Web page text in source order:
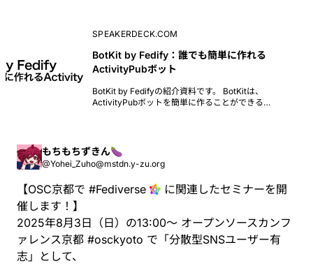
SPEAKERDECK.COM
BotKit by Fedify：誰でも簡単に作れる
ActivityPubボット
BotKit by Fedifyの紹介資料です。 BotKitは、
ActivityPubボットを簡単に作ることができる
&hellip;
もちもちずきん🍆
@Yohei_Zuho@mstdn.y-zu.org
【OSC京都で #Fediverse
に関連したセミナーを開
催します！】
2025年8月3日（日）の13:00〜 オープンソースカンフ
ァレンス京都 #osckyoto で「分散型SNSユーザー有
志」として、